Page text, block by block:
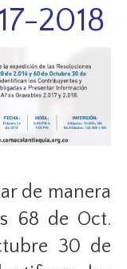
2018
de manera
68 de Oct.
30 de